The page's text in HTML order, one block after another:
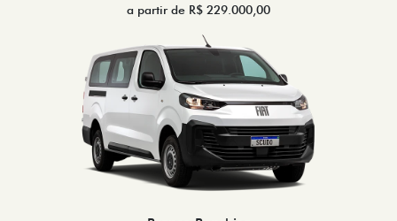
a partir de R$ 229.000,00